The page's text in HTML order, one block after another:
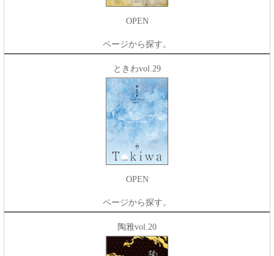
OPEN
ページから探す。
ときわvol.29
OPEN
ページから探す。
陶雅vol.20